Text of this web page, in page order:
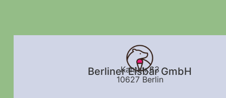
Berliner Eisbär GmbH
Kantstr.63
10627 Berlin